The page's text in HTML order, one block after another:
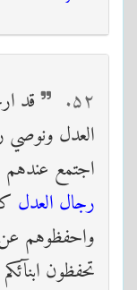
۵۲
قد
العدل ونوصي
اجتمع عندهم
رجال العدل
واحفظوهم عن
تحفظون